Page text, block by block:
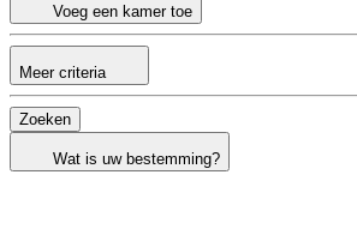
Voeg een kamer toe
Meer criteria
Zoeken
Wat is uw bestemming?